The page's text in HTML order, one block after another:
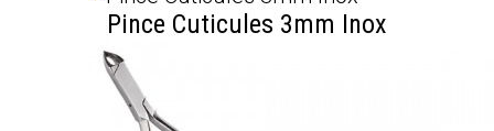
Pince Cuticules 3mm Inox